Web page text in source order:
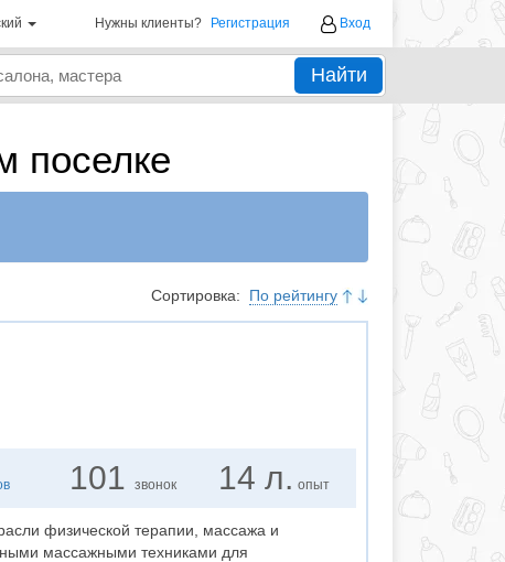
Нужны клиенты? Регистрация Вход
Найти
поселке
Сортировка: По рейтингу
101 звонок 14 л. опыт
физической терапии, массажа и
массажными техниками для